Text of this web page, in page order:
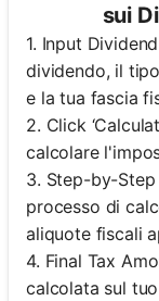
sui
1. Input
dividendo, il
e la tua fascia
2. Click
calcolare
3. Step-by-
processo di
aliquote fiscali
4. Final Tax
calcolata sul